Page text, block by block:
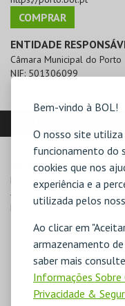
Bem-vindo à BOL!
O nosso site utiliza
funcionamento do
cookies que nos
experiência e a
utilizada pelos
Ao clicar em
armazenamento
saber mais
Informações Sobre
Privacidade &
COMPRAR
ENTIDADE
Câmara Municipal do Porto
NIF: 501306099
MORADA
Rua Dom Hugo, nº32
4050-000 Porto
Direcções para Museu